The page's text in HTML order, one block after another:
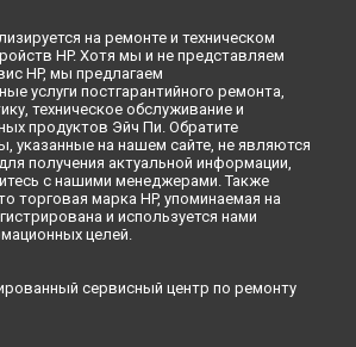
на ремонте и техническом
HP. Хотя мы и не представляем
HP, мы предлагаем
услуги постгарантийного ремонта,
техническое обслуживание и
продуктов Эйч Пи. Обратите
указанные на нашем сайте, не являются
получения актуальной информации,
с нашими менеджерами. Также
торговая марка HP, упоминаемая на
и используется нами
целей.
сервисный центр по ремонту